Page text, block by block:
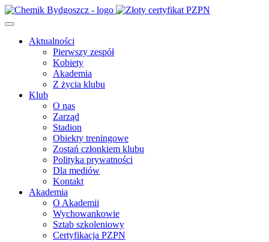
Aktualności
Pierwszy zespół
Kobiety
Akademia
Z życia klubu
Klub
O nas
Zarząd
Stadion
Obiekty treningowe
Zostań członkiem klubu
Polityka prywatności
Dla mediów
Kontakt
Akademia
O Akademii
Wychowankowie
Sztab szkoleniowy
Certyfikacja PZPN